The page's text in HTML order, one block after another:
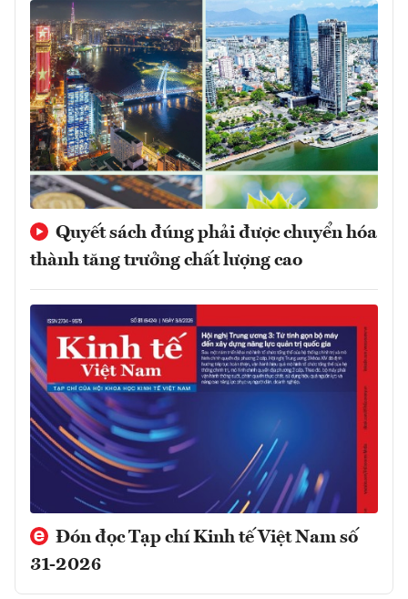
Quyết sách đúng phải được chuyển hóa
thành tăng trưởng chất lượng cao
Đón đọc Tạp chí Kinh tế Việt Nam số
31-2026